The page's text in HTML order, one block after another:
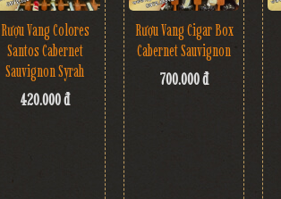
Rượu Vang Colores
Santos Cabernet
Sauvignon Syrah
420.000 đ
Rượu Vang Cigar Box
Cabernet Sauvignon
700.000 đ